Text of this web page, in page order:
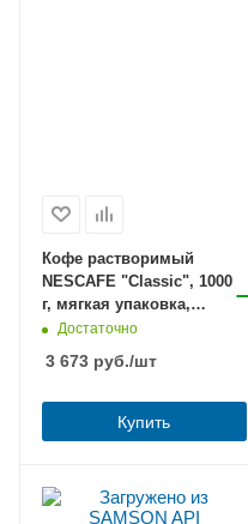
Кофе растворимый
NESCAFE "Classic", 1000
г, мягкая упаковка,
12458947
Достаточно
3 673 руб./шт
Купить